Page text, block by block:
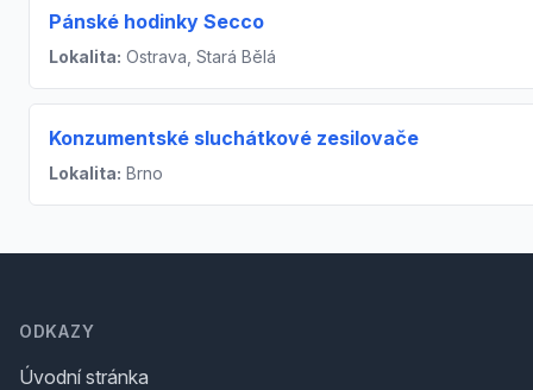
Pánské hodinky Secco
Lokalita: Ostrava, Stará Bělá
Konzumentské sluchátkové zesilovače
Lokalita: Brno
ODKAZY
Úvodní stránka